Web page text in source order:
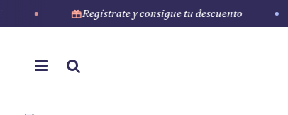
Regístrate y consigue tu descuento